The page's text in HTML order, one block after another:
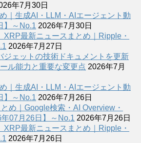
年7月30日
｜生成AI・LLM・AIエージェント動
】～No.1 2026年7月30日
XRP最新ニュースまとめ｜Ripple・
2026年7月27日
ジェットの技術ドキュメントを更新
ル能力と重要な変更点 2026年7月
｜生成AI・LLM・AIエージェント動
】～No.1 2026年7月26日
め｜Google検索・AI Overview・
07月26日】～No.1 2026年7月26日
XRP最新ニュースまとめ｜Ripple・
2026年7月26日